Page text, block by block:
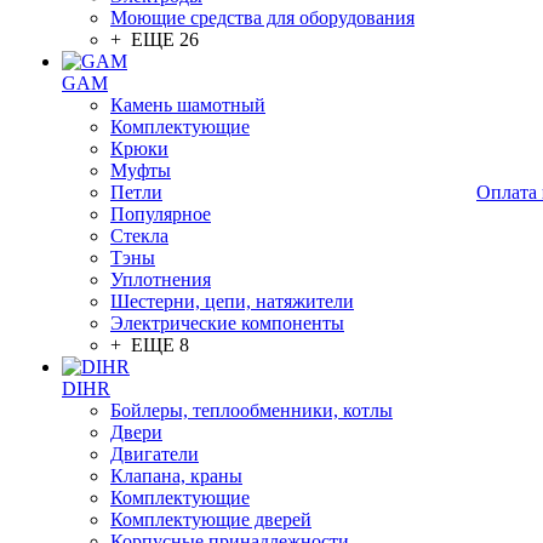
Моющие средства для оборудования
+ ЕЩЕ 26
GAM
Камень шамотный
Комплектующие
Крюки
Муфты
Петли
Популярное
Стекла
Тэны
Уплотнения
Шестерни, цепи, натяжители
Электрические компоненты
+ ЕЩЕ 8
DIHR
Бойлеры, теплообменники, котлы
Двери
Двигатели
Клапана, краны
Комплектующие
Комплектующие дверей
Оплата